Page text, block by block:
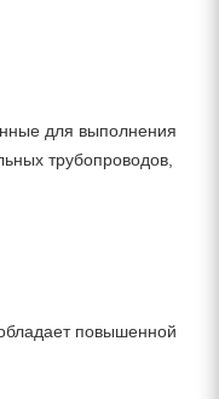
для выполнения
трубопроводов,
повышенной